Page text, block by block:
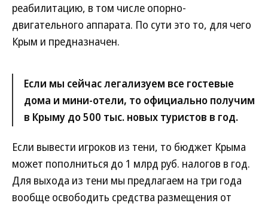
реабилитацию, в том числе опорно-
двигательного аппарата. По сути это то, для чего
Крым и предназначен.
Если мы сейчас легализуем все гостевые
дома и мини-отели, то официально получим
в Крыму до 500 тыс. новых туристов в год.
Если вывести игроков из тени, то бюджет Крыма
может пополниться до 1 млрд руб. налогов в год.
Для выхода из тени мы предлагаем на три года
вообще освободить средства размещения от